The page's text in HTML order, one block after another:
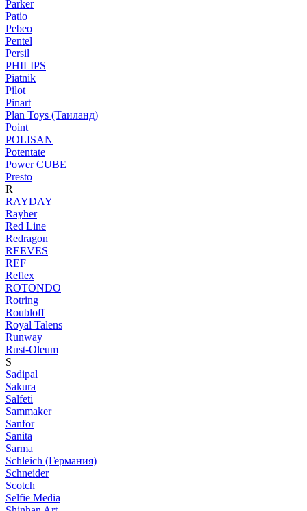
Parker
Patio
Pebeo
Pentel
Persil
PHILIPS
Piatnik
Pilot
Pinart
Plan Toys (Таиланд)
Point
POLISAN
Potentate
Power CUBE
Presto
R
RAYDAY
Rayher
Red Line
Redragon
REEVES
REF
Reflex
ROTONDO
Rotring
Roubloff
Royal Talens
Runway
Rust-Oleum
S
Sadipal
Sakura
Salfeti
Sammaker
Sanfor
Sanita
Sarma
Schleich (Германия)
Schneider
Scotch
Selfie Media